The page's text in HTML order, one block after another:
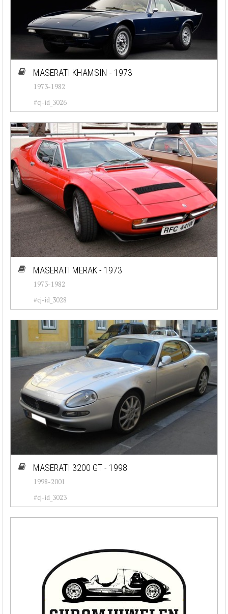
MASERATI KHAMSIN - 1973
1973-1982
#cj-id_3026
MASERATI MERAK - 1973
1973-1982
#cj-id_3028
MASERATI 3200 GT - 1998
1998-2001
#cj-id_3023